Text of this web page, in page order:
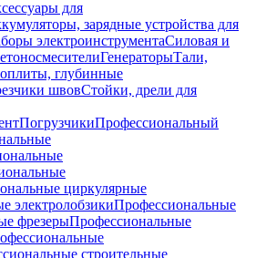
для
зарядные устройства для
электроинструментаСиловая и
ГенераторыТали,
глубинные
швовСтойки, дрели для
ПогрузчикиПрофессиональный
циркулярные
электролобзикиПрофессиональные
фрезерыПрофессиональные
строительные